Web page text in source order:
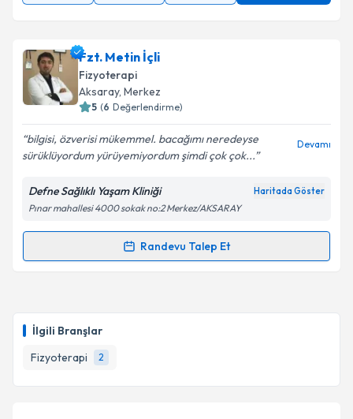
İlgili Branşlar
Fizyoterapi
2
Fzt. Metin İçli
Fizyoterapi
Aksaray, Merkez
5 (6 Değerlendirme)
bilgisi, özverisi mükemmel. bacağımı neredeyse
sürüklüyordum yürüyemiyordum şimdi çok çok...
Devamı
Defne Sağlıklı Yaşam Kliniği Haritada Göster
Pınar mahallesi 4000 sokak no:2 Merkez/AKSARAY
Randevu Talep Et
Randevu Takvimi Talebi
hazırlandığında e-posta ile bilgilendireceğiz.
E-posta Adresiniz